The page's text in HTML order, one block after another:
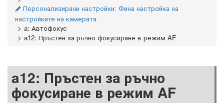
A Персонализирани настройки: Фина настройка на
настройките на камерата
a: Автофокус
a12: Пръстен за ръчно фокусиране в режим AF
a12: Пръстен за ръчно
фокусиране в режим AF